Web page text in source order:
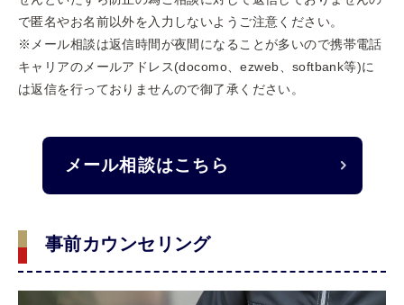
で匿名やお名前以外を入力しないようご注意ください。
※メール相談は返信時間が夜間になることが多いので携帯電話
キャリアのメールアドレス(docomo、ezweb、softbank等)に
は返信を行っておりませんので御了承ください。
メール相談はこちら
事前カウンセリング